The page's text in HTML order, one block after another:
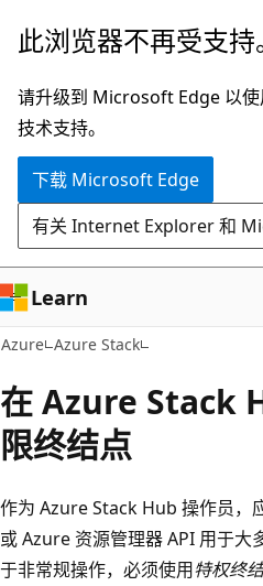
跳
主
要
内
此浏览器不再受支持
请升级到 Microsoft Edge 以
技术支持。
下载 Microsoft Edge
有关 Internet Explorer 和
Learn
Azure Azure Stack
在 Azure Stack
限终结点
作为 Azure Stack Hub 操作员，
或 Azure 资源管理器 API 用于大
于非常规操作，必须使用特权终